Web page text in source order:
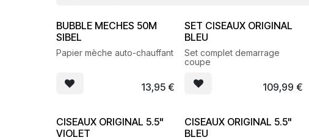
BUBBLE MECHES 50M
SIBEL
Papier mèche auto-chauffant
13,95 €
SET CISEAUX ORIGINAL
BLEU
Set complet demarrage
coupe
109,99 €
CISEAUX ORIGINAL 5.5"
VIOLET
CISEAUX ORIGINAL 5.5"
BLEU